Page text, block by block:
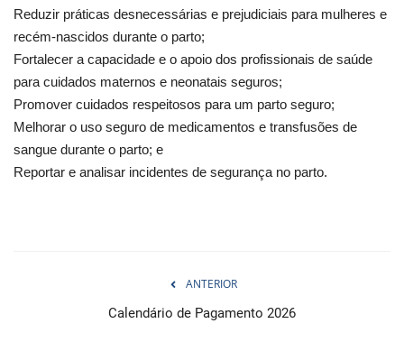
Reduzir práticas desnecessárias e prejudiciais para mulheres e
recém-nascidos durante o parto;
Fortalecer a capacidade e o apoio dos profissionais de saúde
para cuidados maternos e neonatais seguros;
Promover cuidados respeitosos para um parto seguro;
Melhorar o uso seguro de medicamentos e transfusões de
sangue durante o parto; e
Reportar e analisar incidentes de segurança no parto.
ANTERIOR
Calendário de Pagamento 2026